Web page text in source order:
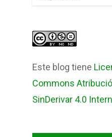
Este blog tiene
Commons
SinDerivar 4.0